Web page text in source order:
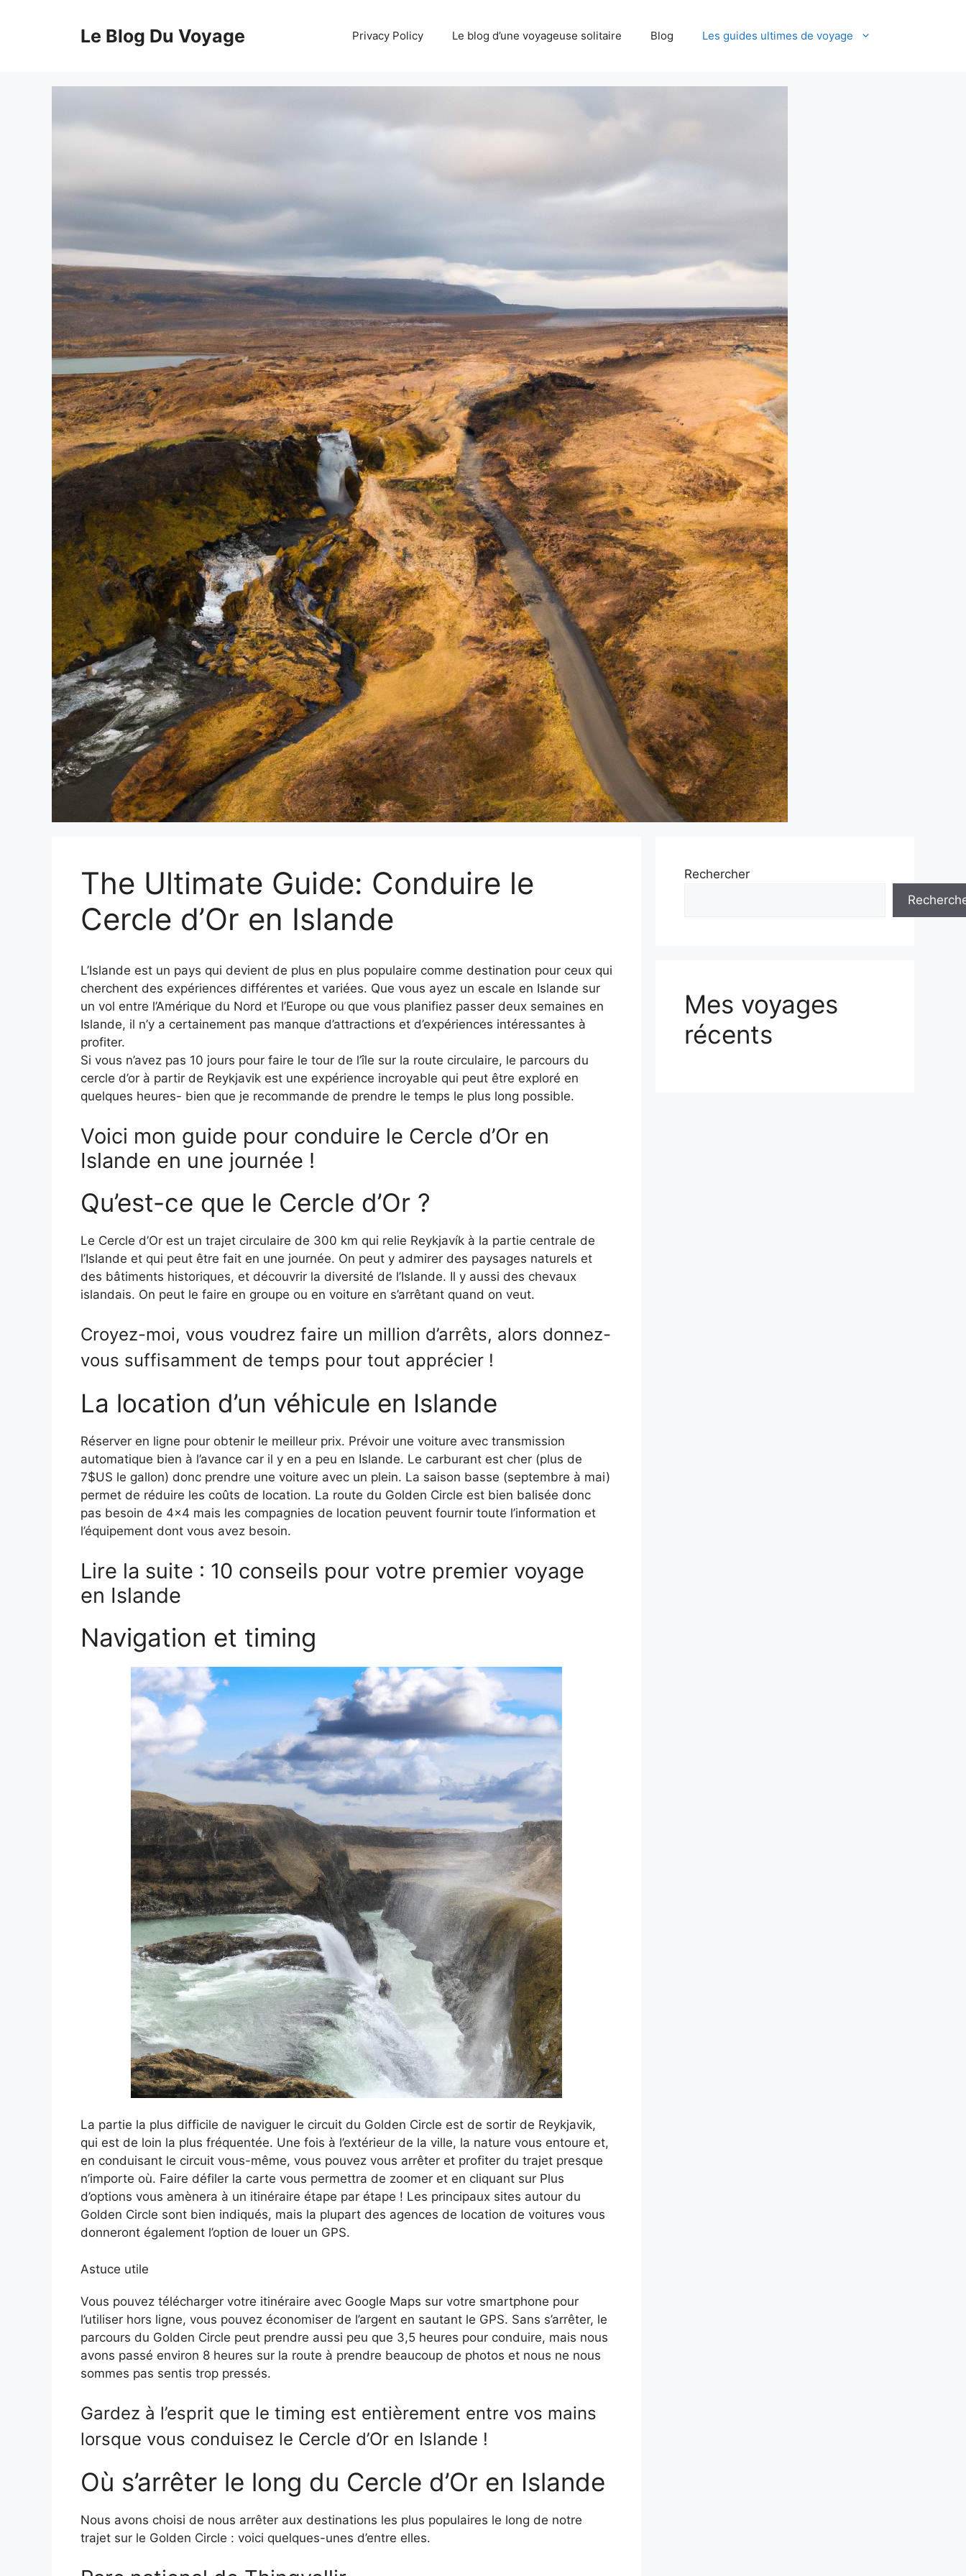
Le Blog Du Voyage Privacy Policy Le blog d’une voyageuse solitaire Blog Les guides ultimes de voyage
The Ultimate Guide: Conduire le
Cercle d’Or en Islande
L’Islande est un pays qui devient de plus en plus populaire comme destination pour ceux qui
cherchent des expériences différentes et variées. Que vous ayez un escale en Islande sur
un vol entre l’Amérique du Nord et l’Europe ou que vous planifiez passer deux semaines en
Islande, il n’y a certainement pas manque d’attractions et d’expériences intéressantes à
profiter.
Si vous n’avez pas 10 jours pour faire le tour de l’île sur la route circulaire, le parcours du
cercle d’or à partir de Reykjavik est une expérience incroyable qui peut être exploré en
quelques heures- bien que je recommande de prendre le temps le plus long possible.
Voici mon guide pour conduire le Cercle d’Or en
Islande en une journée !
Qu’est-ce que le Cercle d’Or ?
Le Cercle d’Or est un trajet circulaire de 300 km qui relie Reykjavík à la partie centrale de
l’Islande et qui peut être fait en une journée. On peut y admirer des paysages naturels et
des bâtiments historiques, et découvrir la diversité de l’Islande. Il y aussi des chevaux
islandais. On peut le faire en groupe ou en voiture en s’arrêtant quand on veut.
Croyez-moi, vous voudrez faire un million d’arrêts, alors donnez-
vous suffisamment de temps pour tout apprécier !
La location d’un véhicule en Islande
Réserver en ligne pour obtenir le meilleur prix. Prévoir une voiture avec transmission
automatique bien à l’avance car il y en a peu en Islande. Le carburant est cher (plus de
7$US le gallon) donc prendre une voiture avec un plein. La saison basse (septembre à mai)
permet de réduire les coûts de location. La route du Golden Circle est bien balisée donc
pas besoin de 4×4 mais les compagnies de location peuvent fournir toute l’information et
l’équipement dont vous avez besoin.
Lire la suite : 10 conseils pour votre premier voyage
en Islande
Navigation et timing
La partie la plus difficile de naviguer le circuit du Golden Circle est de sortir de Reykjavik,
qui est de loin la plus fréquentée. Une fois à l’extérieur de la ville, la nature vous entoure et,
en conduisant le circuit vous-même, vous pouvez vous arrêter et profiter du trajet presque
n’importe où. Faire défiler la carte vous permettra de zoomer et en cliquant sur Plus
d’options vous amènera à un itinéraire étape par étape ! Les principaux sites autour du
Golden Circle sont bien indiqués, mais la plupart des agences de location de voitures vous
donneront également l’option de louer un GPS.
Astuce utile
Vous pouvez télécharger votre itinéraire avec Google Maps sur votre smartphone pour
l’utiliser hors ligne, vous pouvez économiser de l’argent en sautant le GPS. Sans s’arrêter, le
parcours du Golden Circle peut prendre aussi peu que 3,5 heures pour conduire, mais nous
avons passé environ 8 heures sur la route à prendre beaucoup de photos et nous ne nous
sommes pas sentis trop pressés.
Gardez à l’esprit que le timing est entièrement entre vos mains
lorsque vous conduisez le Cercle d’Or en Islande !
Où s’arrêter le long du Cercle d’Or en Islande
Nous avons choisi de nous arrêter aux destinations les plus populaires le long de notre
trajet sur le Golden Circle : voici quelques-unes d’entre elles.
Rechercher
Mes voyages
récents